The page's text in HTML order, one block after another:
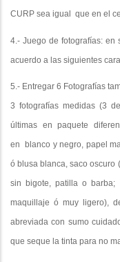
CURP sea igual
que en el
4.- Juego de fotografías:
acuerdo a las siguientes
5.- Entregar 6 Fotografías
3 fotografías medidas (3
últimas en paquete
en
blanco y negro, papel
ó blusa blanca, saco oscuro
sin bigote, patilla o barba;
maquillaje ó muy ligero),
abreviada con sumo
que seque la tinta para no